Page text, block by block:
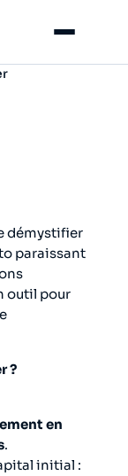
Menu
démystifier
paraissant
outil pour
?
en
.
initial :